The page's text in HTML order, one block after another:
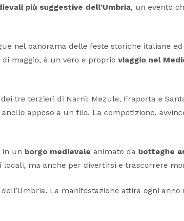
più suggestive dell’Umbria, un evento
nel panorama delle feste storiche italiane
maggio, è un vero e proprio viaggio nel
tre terzieri di Narni: Mezule, Fraporta e
appeso a un filo. La competizione,
in un borgo medievale animato da botteghe
ma anche per divertirsi e trascorrere
La manifestazione attira ogni